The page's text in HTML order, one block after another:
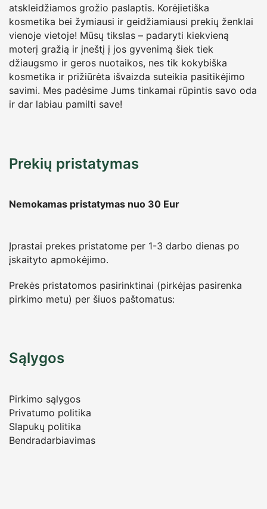
atskleidžiamos grožio paslaptis. Korėjietiška
kosmetika bei žymiausi ir geidžiamiausi prekių ženklai
vienoje vietoje! Mūsų tikslas – padaryti kiekvieną
moterį gražią ir įneštį į jos gyvenimą šiek tiek
džiaugsmo ir geros nuotaikos, nes tik kokybiška
kosmetika ir prižiūrėta išvaizda suteikia pasitikėjimo
savimi. Mes padėsime Jums tinkamai rūpintis savo oda
ir dar labiau pamilti save!
Prekių pristatymas
Nemokamas pristatymas nuo 30 Eur
Įprastai prekes pristatome per 1-3 darbo dienas po
įskaityto apmokėjimo.
Prekės pristatomos pasirinktinai (pirkėjas pasirenka
pirkimo metu) per šiuos paštomatus:
Sąlygos
Pirkimo sąlygos
Privatumo politika
Slapukų politika
Bendradarbiavimas